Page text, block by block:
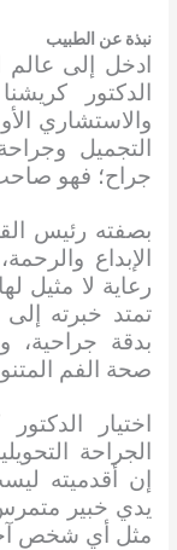
نبذة عن الطبيب
ادخل إلى عالم
الدكتور
والاستشاري
التجميل
جراح؛ فهو
بصفته رئيس
الإبداع
رعاية لا مثيل
تمتد خبرته
بدقة جراحية،
صحة الفم
اختيار
الجراحة
إن أقدميته
يدي خبير متمرس
مثل أي شخص